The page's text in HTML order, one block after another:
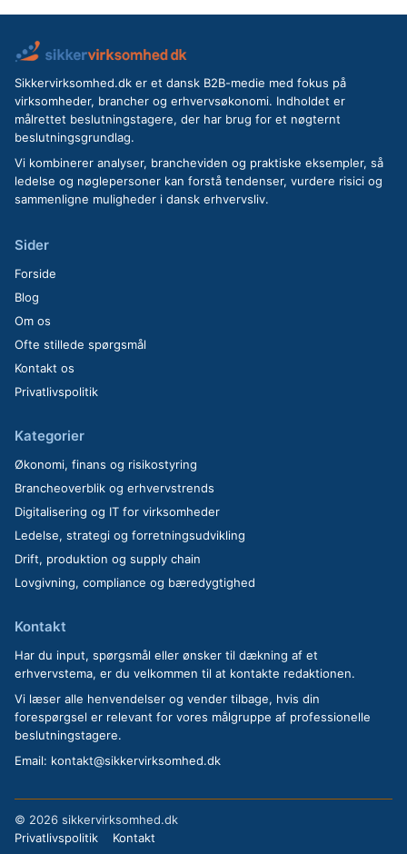
Sikkervirksomhed.dk er et dansk B2B-medie med fokus på
virksomheder, brancher og erhvervsøkonomi. Indholdet er
målrettet beslutningstagere, der har brug for et nøgternt
beslutningsgrundlag.
Vi kombinerer analyser, brancheviden og praktiske eksempler, så
ledelse og nøglepersoner kan forstå tendenser, vurdere risici og
sammenligne muligheder i dansk erhvervsliv.
Sider
Forside
Blog
Om os
Ofte stillede spørgsmål
Kontakt os
Privatlivspolitik
Kategorier
Økonomi, finans og risikostyring
Brancheoverblik og erhvervstrends
Digitalisering og IT for virksomheder
Ledelse, strategi og forretningsudvikling
Drift, produktion og supply chain
Lovgivning, compliance og bæredygtighed
Kontakt
Har du input, spørgsmål eller ønsker til dækning af et
erhvervstema, er du velkommen til at kontakte redaktionen.
Vi læser alle henvendelser og vender tilbage, hvis din
forespørgsel er relevant for vores målgruppe af professionelle
beslutningstagere.
Email: kontakt@sikkervirksomhed.dk
© 2026 sikkervirksomhed.dk
Privatlivspolitik
Kontakt